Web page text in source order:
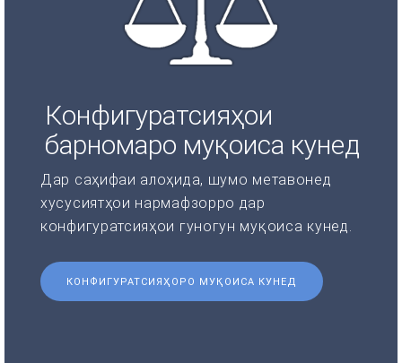
Конфигуратсияҳои
барномаро муқоиса кунед
Дар саҳифаи алоҳида, шумо метавонед
хусусиятҳои нармафзорро дар
конфигуратсияҳои гуногун муқоиса кунед.
КОНФИГУРАТСИЯҲОРО МУҚОИСА КУНЕД